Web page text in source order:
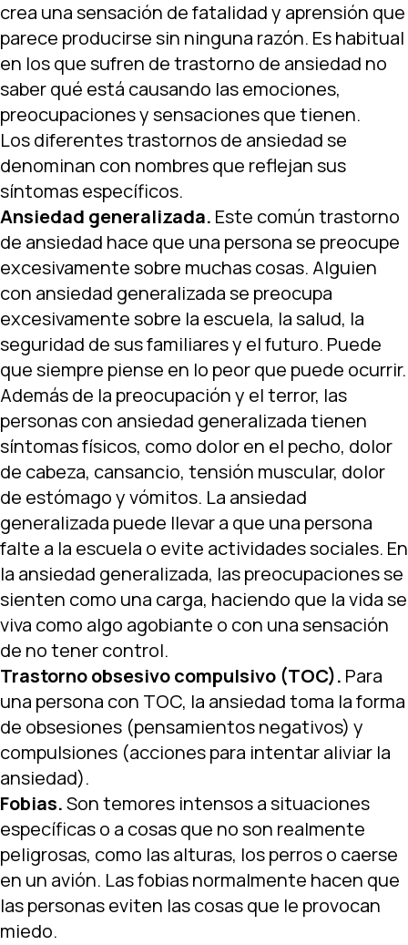
crea una sensación de fatalidad y aprensión que
parece producirse sin ninguna razón. Es habitual
en los que sufren de trastorno de ansiedad no
saber qué está causando las emociones,
preocupaciones y sensaciones que tienen.
Los diferentes trastornos de ansiedad se
denominan con nombres que reflejan sus
síntomas específicos.
Ansiedad generalizada. Este común trastorno
de ansiedad hace que una persona se preocupe
excesivamente sobre muchas cosas. Alguien
con ansiedad generalizada se preocupa
excesivamente sobre la escuela, la salud, la
seguridad de sus familiares y el futuro. Puede
que siempre piense en lo peor que puede ocurrir.
Además de la preocupación y el terror, las
personas con ansiedad generalizada tienen
síntomas físicos, como dolor en el pecho, dolor
de cabeza, cansancio, tensión muscular, dolor
de estómago y vómitos. La ansiedad
generalizada puede llevar a que una persona
falte a la escuela o evite actividades sociales. En
la ansiedad generalizada, las preocupaciones se
sienten como una carga, haciendo que la vida se
viva como algo agobiante o con una sensación
de no tener control.
Trastorno obsesivo compulsivo (TOC). Para
una persona con TOC, la ansiedad toma la forma
de obsesiones (pensamientos negativos) y
compulsiones (acciones para intentar aliviar la
ansiedad).
Fobias.Son temores intensos a situaciones
específicas o a cosas que no son realmente
peligrosas, como las alturas, los perros o caerse
en un avión. Las fobias normalmente hacen que
las personas eviten las cosas que le provocan
miedo.